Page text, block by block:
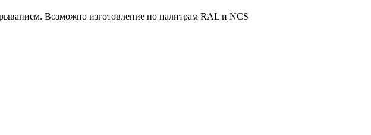
Возможно изготовление по палитрам RAL и NCS